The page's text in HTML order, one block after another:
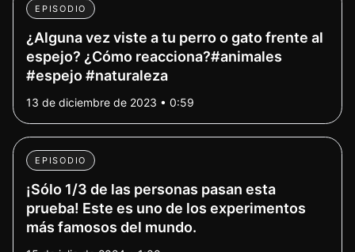
EPISODIO
¿Alguna vez viste a tu perro o gato frente al
espejo? ¿Cómo reacciona?#animales
#espejo #naturaleza
13 de diciembre de 2023 • 0:59
EPISODIO
¡Sólo 1/3 de las personas pasan esta
prueba! Este es uno de los experimentos
más famosos del mundo.